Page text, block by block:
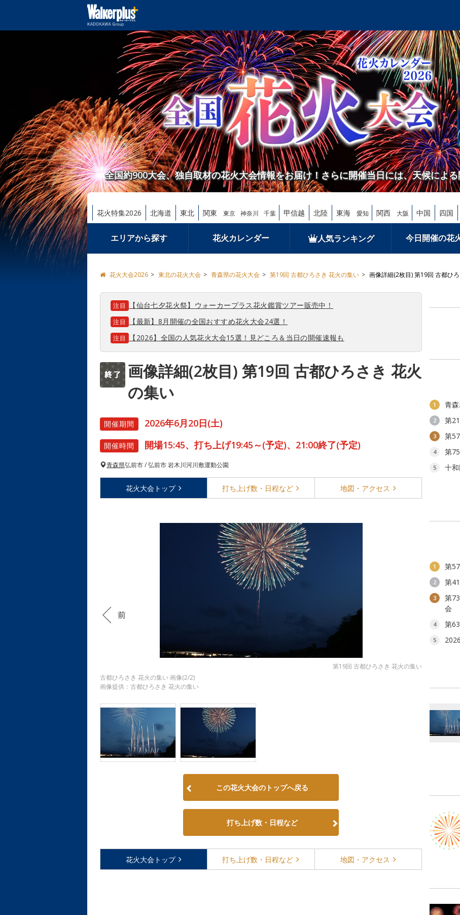
全国約900大会、独自取材の花火大会情報をお届け！さらに開催当日には、天候による
花火特集2026 北海道 東北 関東 東京 神奈川 千葉 甲信越 北陸 東海 愛知 関西 大阪 中国 四国
エリアから探す 花火カレンダー 人気ランキング 今日開催の花
花火大会2026 東北の花火大会 青森県の花火大会 第19回 古都ひろさき 花火の集い 画像詳細(2枚目) 第19回 古都ひ
注目 【仙台七夕花火祭】ウォーカープラス花火鑑賞ツアー販売中！
注目 【最新】8月開催の全国おすすめ花火大会24選！
注目 【2026】全国の人気花火大会15選！見どころ＆当日の開催速報も
画像詳細(2枚目) 第19回 古都ひろさき 花火
の集い
開催期間 2026年6月20日(土)
開催時間 開場15:45、打ち上げ19:45～(予定)、21:00終了(予定)
青森県弘前市 / 弘前市 岩木川河川敷運動公園
花火大会 トップ 打ち上げ数・ 日程など 地図・ アクセス
第19回 古都ひろさき 花火の集い
古都ひろさき 花火の集い 画像(2/2)
画像提供：古都ひろさき 花火の集い
前
この花火大会のトップへ戻る
打ち上げ数・日程など
花火大会 トップ 打ち上げ数・ 日程など 地図・ アクセス
1 青
2 第
3 第
4 第
5
十
1 第
2 第
3
第
会
4 第
5